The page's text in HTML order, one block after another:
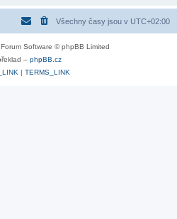
Všechny časy jsou v UTC+02:00
Software © phpBB Limited
– phpBB.cz
| TERMS_LINK